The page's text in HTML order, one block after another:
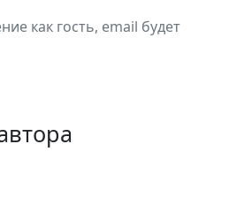
как гость, email будет